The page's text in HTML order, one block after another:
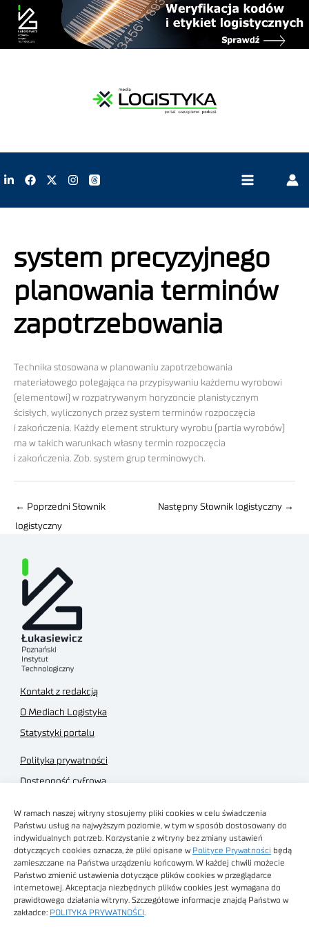
W ramach naszej witryny stosujemy pliki cookies w celu świadczenia
Państwu usług na najwyższym poziomie, w tym w sposób dostosowany do
indywidualnych potrzeb. Korzystanie z witryny bez zmiany ustawień
dotyczących cookies oznacza, że pliki opisane w Polityce Prywatności będą
zamieszczane na Państwa urządzeniu końcowym. W każdej chwili możecie
Państwo zmienić ustawienia dotyczące plików cookies w przeglądarce
internetowej. Akceptacja niezbędnych plików cookies jest wymagana do
prawidłowego działania witryny. Szczegółowe informacje znajdą Państwo w
zakładce: POLITYKA PRYWATNOŚCI
system precyzyjnego
planowania terminów
zapotrzebowania
Technika stosowana w planowaniu zapotrzebowania
materiałowego polegająca na przypisywaniu każdemu wyrobowi
(elementowi) w rozpatrywanym horyzoncie planistycznym
ścisłych, wyliczonych przez system terminów rozpoczęcia
i zakończenia. Każdy element struktury wyrobu (partia wyrobów)
ma w takich warunkach własny termin rozpoczęcia
i zakończenia. Zob. system grup terminowych.
← Poprzedni Słownik
logistyczny
Następny Słownik logistyczny →
Kontakt z redakcją
O Mediach Logistyka
Statystyki portalu
Polityka prywatności
Dostępność cyfrowa
Regulamin sklepu
Obrazy stockowe
autorstwa